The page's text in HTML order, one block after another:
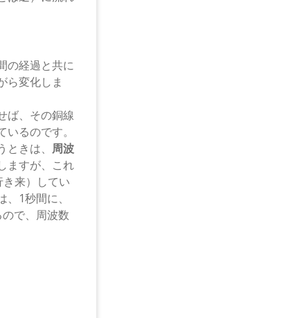
の経過と共に
ら変化しま
ば、その銅線
るのです。
きは、 周波
ますが、これ
来）してい
1秒間に、
で、周波数